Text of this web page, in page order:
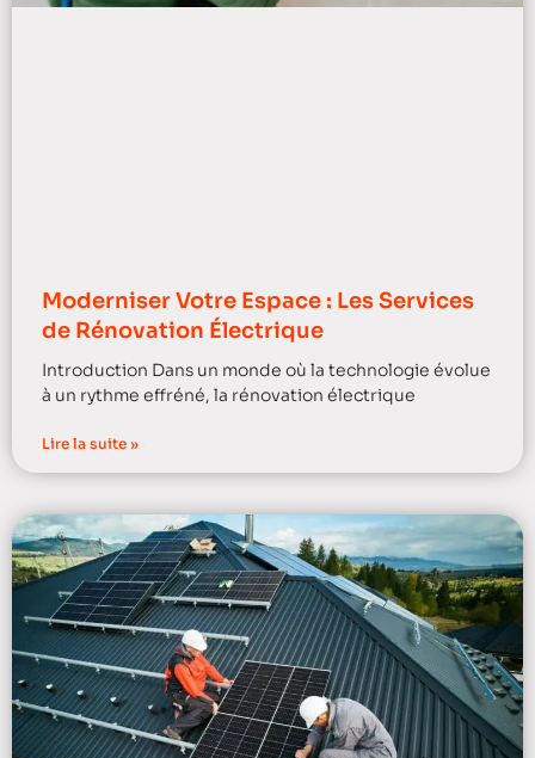
Moderniser Votre Espace : Les Services
de Rénovation Électrique
Introduction Dans un monde où la technologie évolue
à un rythme effréné, la rénovation électrique
Lire la suite »